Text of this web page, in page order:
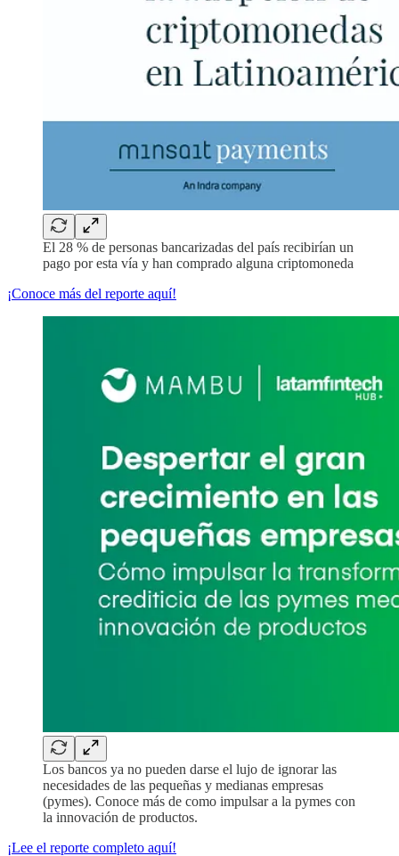
El 28 % de personas bancarizadas del país recibirían un
pago por esta vía y han comprado alguna criptomoneda
¡Conoce más del reporte aquí!
Los bancos ya no pueden darse el lujo de ignorar las
necesidades de las pequeñas y medianas empresas
(pymes). Conoce más de como impulsar a la pymes con
la innovación de productos.
¡Lee el reporte completo aquí!